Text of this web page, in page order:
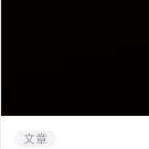
文章